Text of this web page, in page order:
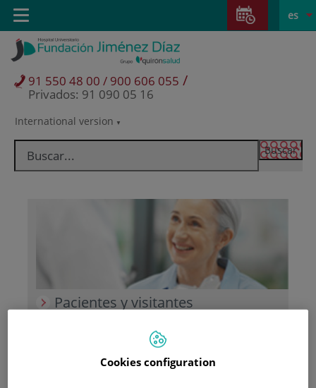
Saltar al contenido
Saltar
contenido
Selector
idioma
activo
es
International version
91 550 48 00 / 900 606 055 /
Privados: 91 090 05 16
Toggle
navigation
Pacientes y visitantes
Cookies configuration